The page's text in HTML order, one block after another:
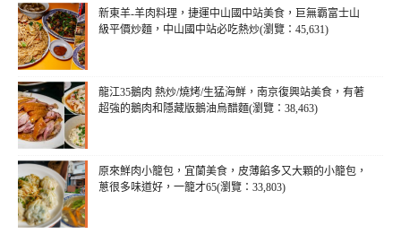
新東羊-羊肉料理，捷運中山國中站美食，巨無霸富士山
級平價炒麵，中山國中站必吃熱炒(瀏覽：45,631)
龍江35鵝肉 熱炒/燒烤/生猛海鮮，南京復興站美食，有著
超強的鵝肉和隱藏版鵝油烏醋麵(瀏覽：38,463)
原來鮮肉小籠包，宜蘭美食，皮薄餡多又大顆的小籠包，
蔥很多味道好，一籠才65(瀏覽：33,803)